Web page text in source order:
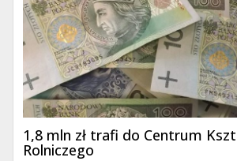
1,8 mln zł trafi do Centrum
Rolniczego